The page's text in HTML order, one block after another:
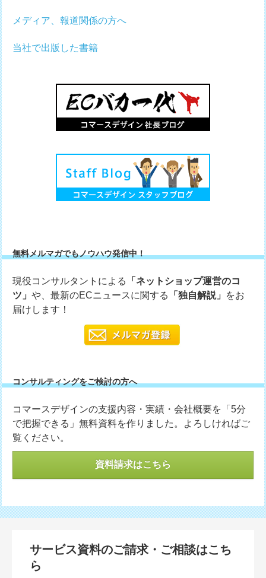
メディア、報道関係の方へ
当社で出版した書籍
無料メルマガでもノウハウ発信中！
現役コンサルタントによる
「ネットショップ運営のコ
ツ」や、最新のECニュースに関する 「独自解説」 をお
届けします！
コンサルティングをご検討の方へ
コマースデザインの支援内容・実績・会社概要を「5分
で把握できる」無料資料を作りました。よろしければご
覧ください。
資料請求はこちら
サービス資料のご請求・ご相談はこち
ら